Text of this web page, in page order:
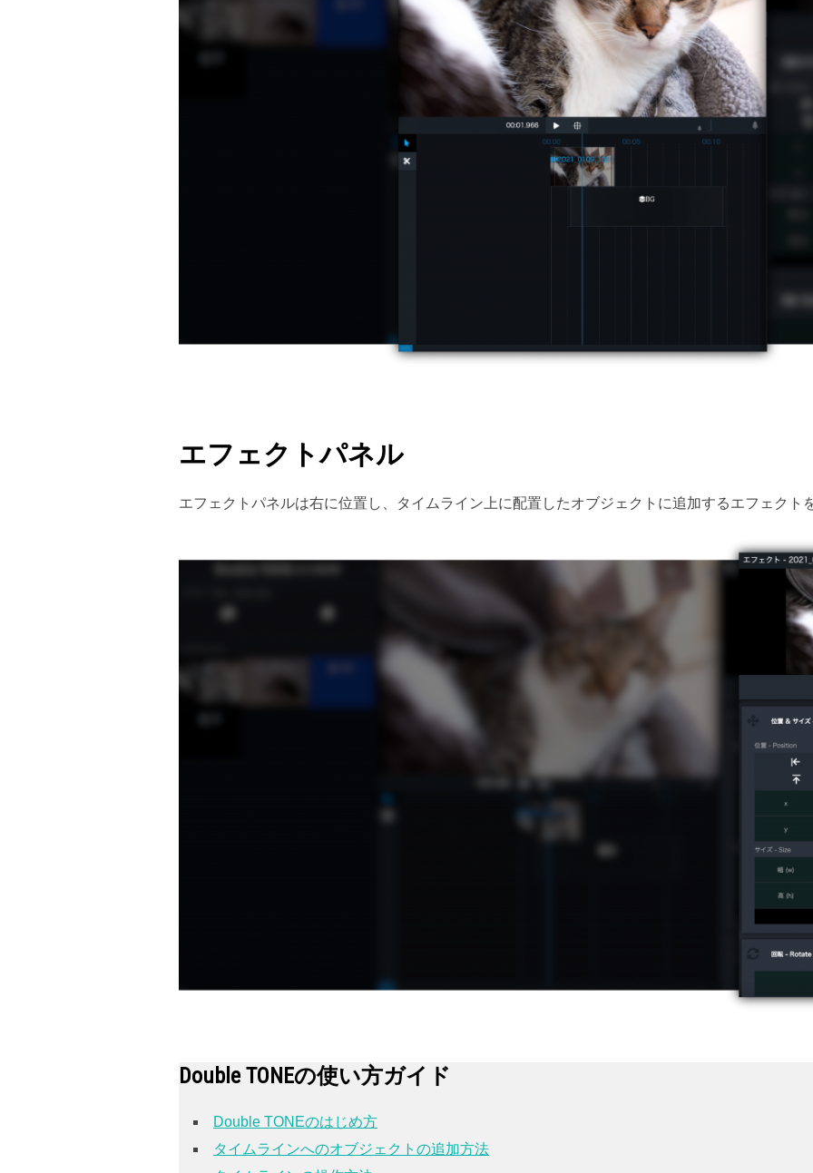
エフェクトパネル
エフェクトパネルは右に位置し、タイムライン上に配置したオブジェクトに追加するエフェクト
Double TONEの使い方ガイド
Double TONEのはじめ方
タイムラインへのオブジェクトの追加方法